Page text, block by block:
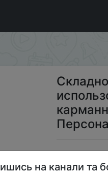
INXDOLHOM,
на канали та